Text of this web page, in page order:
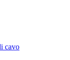
cavo